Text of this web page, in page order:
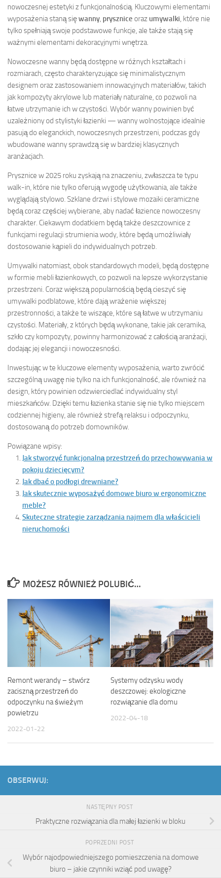
nowoczesnej estetyki z funkcjonalnością. Kluczowymi elementami
wyposażenia staną sięwanny, prysznice oraz umywalki, które nie
tylko spełniają swoje podstawowe funkcje, ale także stają się
ważnymi elementami dekoracyjnymi wnętrza.
Nowoczesne wanny będą dostępne w różnych kształtach i
rozmiarach, często charakteryzujące się minimalistycznym
designem oraz zastosowaniem innowacyjnych materiałów, takich
jak kompozyty akrylowe lub materiały naturalne, co pozwoli na
łatwe utrzymanie ich w czystości. Wybór wanny powinien być
uzależniony od stylistyki łazienki — wanny wolnostojące idealnie
pasują do eleganckich, nowoczesnych przestrzeni, podczas gdy
wbudowane wanny sprawdzą się w bardziej klasycznych
aranżacjach.
Prysznice w 2025 roku zyskają na znaczeniu, zwłaszcza te typu
walk-in, które nie tylko oferują wygodę użytkowania, ale także
wyglądają stylowo. Szklane drzwi i stylowe mozaiki ceramiczne
będą coraz częściej wybierane, aby nadać łazience nowoczesny
charakter. Ciekawym dodatkiem będą także deszczownice z
funkcjami regulacji strumienia wody, które będą umożliwiały
dostosowanie kąpieli do indywidualnych potrzeb.
Umywalki natomiast, obok standardowych modeli, będą dostępne
w formie mebli łazienkowych, co pozwoli na lepsze wykorzystanie
przestrzeni. Coraz większą popularnością będą cieszyć się
umywalki podblatowe, które dają wrażenie większej
przestronności, a także te wiszące, które są łatwe w utrzymaniu
czystości. Materiały, z których będą wykonane, takie jak ceramika,
szkło czy kompozyty, powinny harmonizować z całością aranżacji,
dodając jej elegancji i nowoczesności.
Inwestując w te kluczowe elementy wyposażenia, warto zwrócić
szczególną uwagę nie tylko na ich funkcjonalność, ale również na
design, który powinien odzwierciedlać indywidualny styl
mieszkańców. Dzięki temu łazienka stanie się nie tylko miejscem
codziennej higieny, ale również strefą relaksu i odpoczynku,
dostosowaną do potrzeb domowników.
Powiązane wpisy:
Jak stworzyć funkcjonalną przestrzeń do przechowywania w
pokoju dziecięcym?
Jak dbać o podłogi drewniane?
Jak skutecznie wyposażyć domowe biuro w ergonomiczne
meble?
Skuteczne strategie zarządzania najmem dla właścicieli
nieruchomości
MOŻESZ RÓWNIEŻ POLUBIĆ…
Remont werandy – stwórz
zaciszną przestrzeń do
odpoczynku na świeżym
powietrzu
2022-01-22
Systemy odzysku wody
deszczowej: ekologiczne
rozwiązanie dla domu
2022-04-18
OBSERWUJ:
NASTĘPNY POST
Praktyczne rozwiązania dla małej łazienki w bloku
POPRZEDNI POST
Wybór najodpowiedniejszego pomieszczenia na domowe
biuro – jakie czynniki wziąć pod uwagę?